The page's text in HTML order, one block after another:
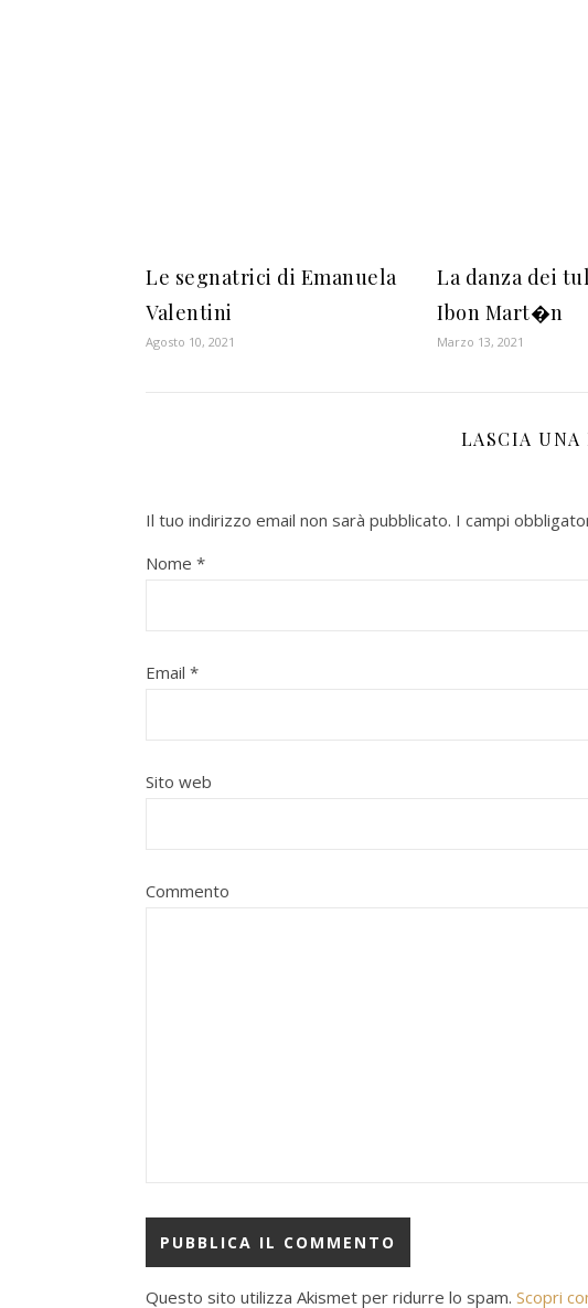
Le segnatrici di Emanuela
Valentini
Agosto 10, 2021
La danza dei
Ibon Mart�n
Marzo 13, 2021
LASCIA UNA
Il tuo indirizzo email non sarà pubblicato. I campi
Nome *
Email *
Sito web
Commento
Questo sito utilizza Akismet per ridurre lo spam. Scopri